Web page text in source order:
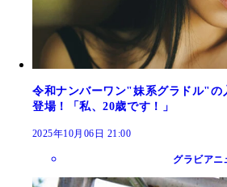
令和ナンバーワン"妹系グラドル"の
登場！「私、20歳です！」
2025年10月06日 21:00
グラビアニ